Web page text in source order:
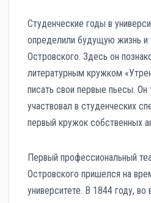
Студенческие годы в
определили будущую жизнь и
Островского. Здесь он
литературным кружком
писать свои первые пьесы. Он
участвовал в студенческих
первый кружок собственных
Первый профессиональный
Островского пришелся на
университете. В 1844 году, во